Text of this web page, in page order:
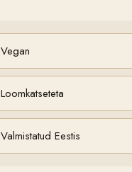
Vegan
Loomkatseteta
Valmistatud Eestis